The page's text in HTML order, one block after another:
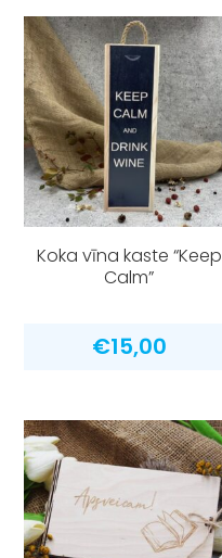
Koka vīna kaste “Keep
Calm”
€15,00